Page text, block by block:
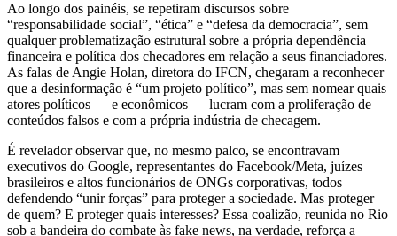
Ao longo dos painéis, se repetiram discursos sobre
“responsabilidade social”, “ética” e “defesa da democracia”, sem
qualquer problematização estrutural sobre a própria dependência
financeira e política dos checadores em relação a seus financiadores.
As falas de Angie Holan, diretora do IFCN, chegaram a reconhecer
que a desinformação é “um projeto político”, mas sem nomear quais
atores políticos — e econômicos — lucram com a proliferação de
conteúdos falsos e com a própria indústria de checagem.
É revelador observar que, no mesmo palco, se encontravam
executivos do Google, representantes do Facebook/Meta, juízes
brasileiros e altos funcionários de ONGs corporativas, todos
defendendo “unir forças” para proteger a sociedade. Mas proteger
de quem? E proteger quais interesses? Essa coalizão, reunida no Rio
sob a bandeira do combate às fake news, na verdade, reforça a